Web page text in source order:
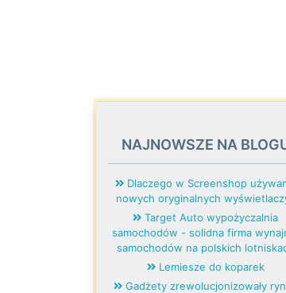
NAJNOWSZE NA
Dlaczego w Screenshop
nowych oryginalnych
Target Auto wypożyczalnia
samochodów - solidna firma
samochodów na polskich
Lemiesze do koparek
Gadżety zrewolucjonizowały